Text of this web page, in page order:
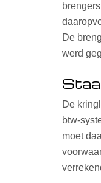
De
werd
De
btw-
moet